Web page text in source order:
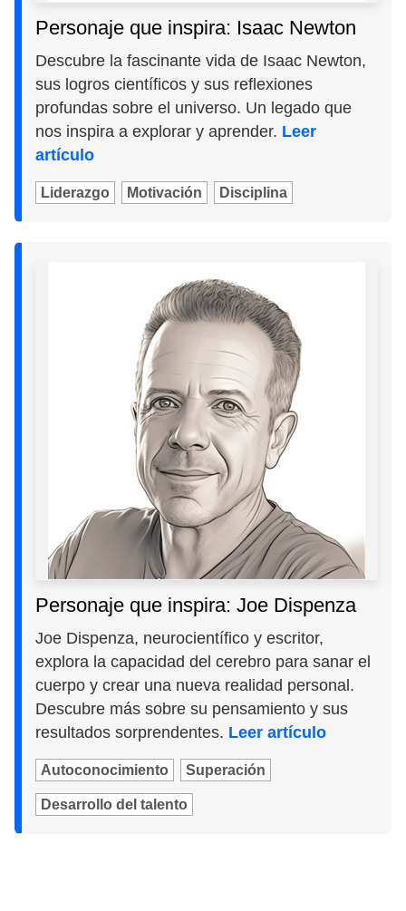
Personaje que inspira: Isaac Newton
Descubre la fascinante vida de Isaac Newton,
sus logros científicos y sus reflexiones
profundas sobre el universo. Un legado que
nos inspira a explorar y aprender. Leer
artículo
Liderazgo Motivación Disciplina
Personaje que inspira: Joe Dispenza
Joe Dispenza, neurocientífico y escritor,
explora la capacidad del cerebro para sanar el
cuerpo y crear una nueva realidad personal.
Descubre más sobre su pensamiento y sus
resultados sorprendentes. Leer artículo
Autoconocimiento Superación
Desarrollo del talento